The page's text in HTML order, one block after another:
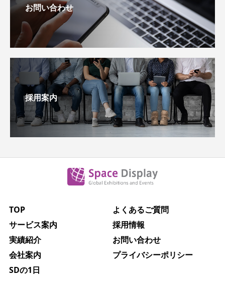
お問い合わせ
採用案内
TOP
サービス案内
実績紹介
会社案内
SDの1日
よくあるご質問
採用情報
お問い合わせ
プライバシーポリシー